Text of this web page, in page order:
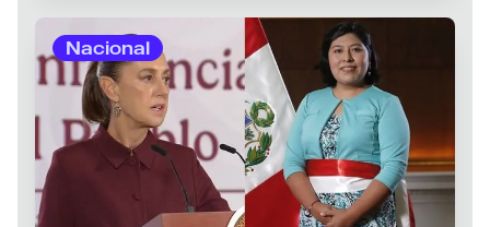
dialogado personalmente con Fujimori
durante las semanas previas al anuncio.
investidura del nuevo presidente
colombiano, Abelardo de la Espriella,
acción que la Cancillería peruana presentó
como una muestra de la voluntad de
recuperar el nivel de la relación bilateral.
Nacional